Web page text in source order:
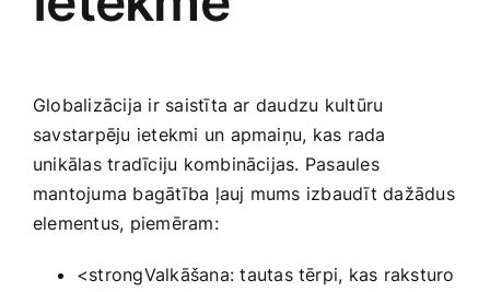
Globalizācija ir saistīta ar daudzu kultūru
savstarpēju ietekmi un ‍apmaiņu, kas rada
unikālas tradīciju kombinācijas. Pasaules
mantojuma bagātība ‍ļauj mums izbaudīt dažādus
elementus, piemēram:
<strongValkāšana: tautas tērpi, kas raksturo